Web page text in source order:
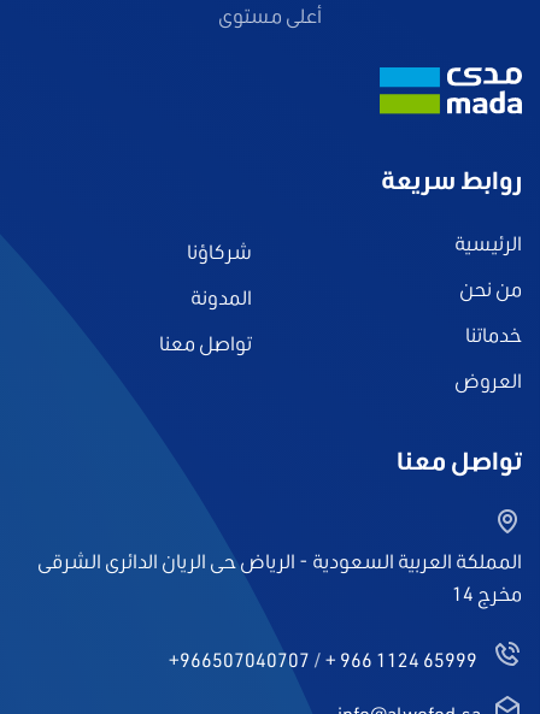
أعلى مستوى
روابط سريعة
الرئيسية
من نحن
خدماتنا
العروض
شركاؤنا
المدونة
تواصل معنا
تواصل معنا
المملكة العربية السعودية - الرياض حى الريان الدائرى الشرقى
مخرج 14
+ 966 1124 65999
/
+966507040707